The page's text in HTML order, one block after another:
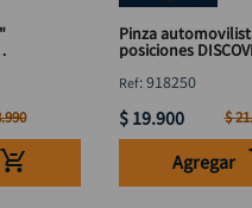
.990
Pinza
posiciones
:918250
$ 19.900 $21.
Agregar